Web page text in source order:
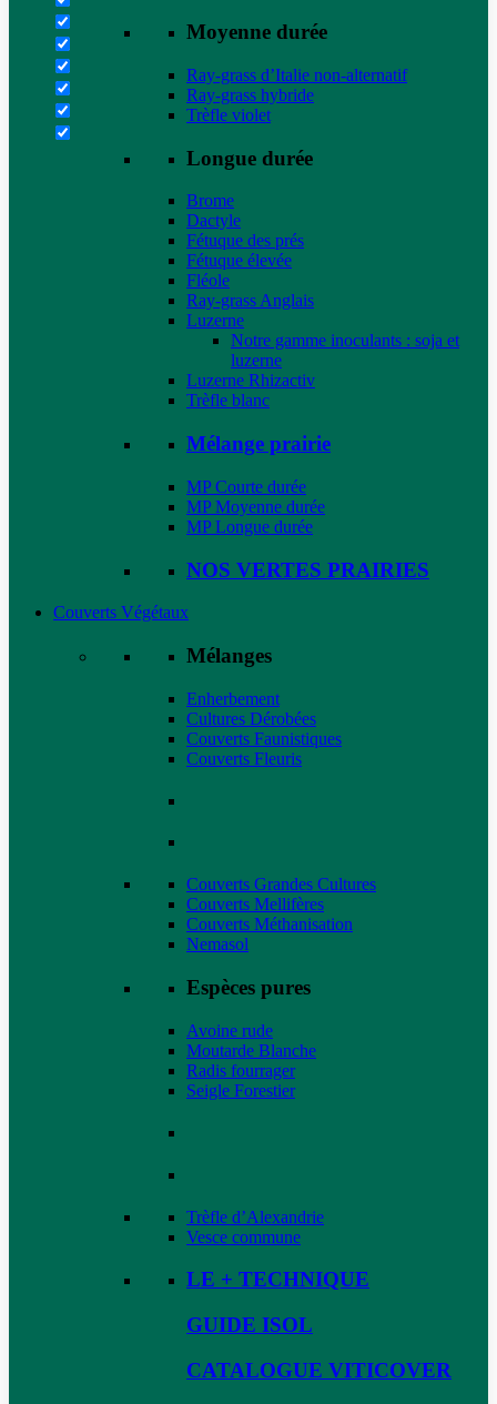
Moyenne durée
Ray-grass d’Italie non-alternatif
Ray-grass hybride
Trèfle violet
Longue durée
Brome
Dactyle
Fétuque des prés
Fétuque élevée
Fléole
Ray-grass Anglais
Luzerne
Notre gamme inoculants : soja et
luzerne
Luzerne Rhizactiv
Trèfle blanc
Mélange prairie
MP Courte durée
MP Moyenne durée
MP Longue durée
NOS VERTES PRAIRIES
Couverts Végétaux
Mélanges
Enherbement
Cultures Dérobées
Couverts Faunistiques
Couverts Fleuris
Couverts Grandes Cultures
Couverts Mellifères
Couverts Méthanisation
Nemasol
Espèces pures
Avoine rude
Moutarde Blanche
Radis fourrager
Seigle Forestier
Trèfle d’Alexandrie
Vesce commune
LE + TECHNIQUE
GUIDE ISOL
CATALOGUE VITICOVER